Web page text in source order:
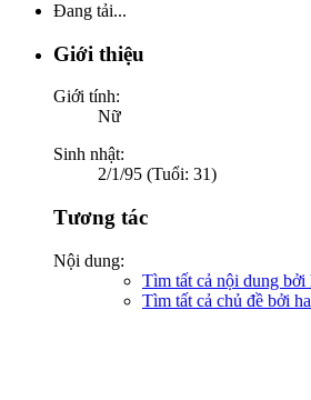
Đang tải...
Giới thiệu
Giới tính:
Nữ
Sinh nhật:
2/1/95 (Tuổi: 31)
Tương tác
Nội dung:
Tìm tất cả nội dung bởi
Tìm tất cả chủ đề bởi